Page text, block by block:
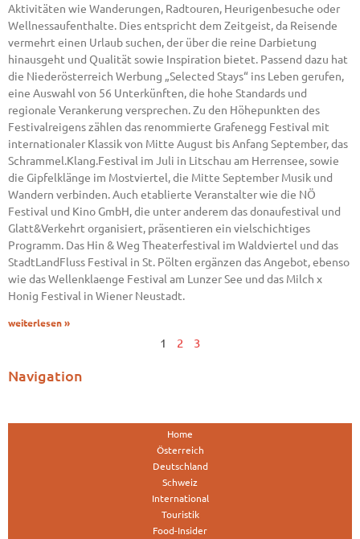
Aktivitäten wie Wanderungen, Radtouren, Heurigenbesuche oder
Wellnessaufenthalte. Dies entspricht dem Zeitgeist, da Reisende
vermehrt einen Urlaub suchen, der über die reine Darbietung
hinausgeht und Qualität sowie Inspiration bietet. Passend dazu hat
die Niederösterreich Werbung „Selected Stays“ ins Leben gerufen,
eine Auswahl von 56 Unterkünften, die hohe Standards und
regionale Verankerung versprechen. Zu den Höhepunkten des
Festivalreigens zählen das renommierte Grafenegg Festival mit
internationaler Klassik von Mitte August bis Anfang September, das
Schrammel.Klang.Festival im Juli in Litschau am Herrensee, sowie
die Gipfelklänge im Mostviertel, die Mitte September Musik und
Wandern verbinden. Auch etablierte Veranstalter wie die NÖ
Festival und Kino GmbH, die unter anderem das donaufestival und
Glatt&Verkehrt organisiert, präsentieren ein vielschichtiges
Programm. Das Hin & Weg Theaterfestival im Waldviertel und das
StadtLandFluss Festival in St. Pölten ergänzen das Angebot, ebenso
wie das Wellenklaenge Festival am Lunzer See und das Milch x
Honig Festival in Wiener Neustadt.
weiterlesen »
1 2 3
Navigation
Home
Österreich
Deutschland
Schweiz
International
Touristik
Food-Insider